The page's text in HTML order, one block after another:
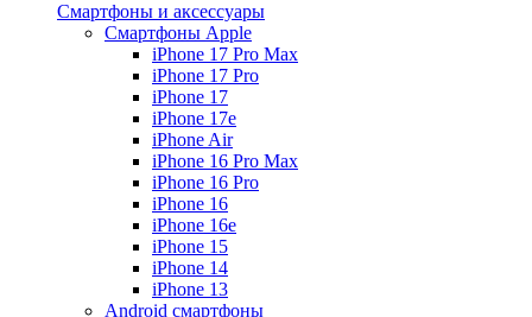
Смартфоны и аксессуары
Смартфоны Apple
iPhone 17 Pro Max
iPhone 17 Pro
iPhone 17
iPhone 17e
iPhone Air
iPhone 16 Pro Max
iPhone 16 Pro
iPhone 16
iPhone 16e
iPhone 15
iPhone 14
iPhone 13
Android cмартфоны